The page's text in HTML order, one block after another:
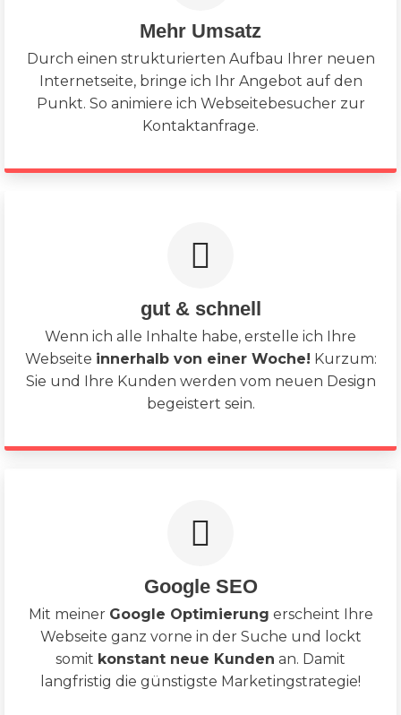
Mehr Umsatz
Durch einen strukturierten Aufbau Ihrer neuen
Internetseite, bringe ich Ihr Angebot auf den
Punkt. So animiere ich Webseitebesucher zur
Kontaktanfrage.
gut & schnell
Wenn ich alle Inhalte habe, erstelle ich Ihre
Webseite innerhalb von einer Woche! Kurzum:
Sie und Ihre Kunden werden vom neuen Design
begeistert sein.
Google SEO
Mit meiner Google Optimierung erscheint Ihre
Webseite ganz vorne in der Suche und lockt
somit konstant neue Kunden an. Damit
langfristig die günstigste Marketingstrategie!